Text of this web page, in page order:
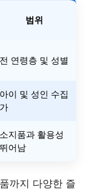
범위
전 연령층 및 성별
아이 및 성인 수집
가
소지품과 활용성
뛰어남
까지 다양한 즐